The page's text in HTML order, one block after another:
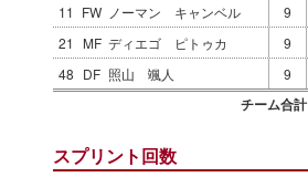
11 FW ノーマン キャンベル 9
21
MF ディエゴ ピトゥカ 9
48 DF 照山 颯人 9
チーム合計
スプリント回数